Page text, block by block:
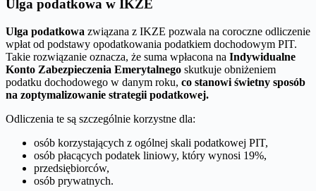
Ulga podatkowa w IKZE
Ulga podatkowa związana z IKZE pozwala na coroczne odliczenie
wpłat od podstawy opodatkowania podatkiem dochodowym PIT.
Takie rozwiązanie oznacza, że suma wpłacona na Indywidualne
Konto Zabezpieczenia Emerytalnego skutkuje obniżeniem
podatku dochodowego w danym roku, co stanowi świetny sposób
na zoptymalizowanie strategii podatkowej.
Odliczenia te są szczególnie korzystne dla:
osób korzystających z ogólnej skali podatkowej PIT,
osób płacących podatek liniowy, który wynosi 19%,
przedsiębiorców,
osób prywatnych.